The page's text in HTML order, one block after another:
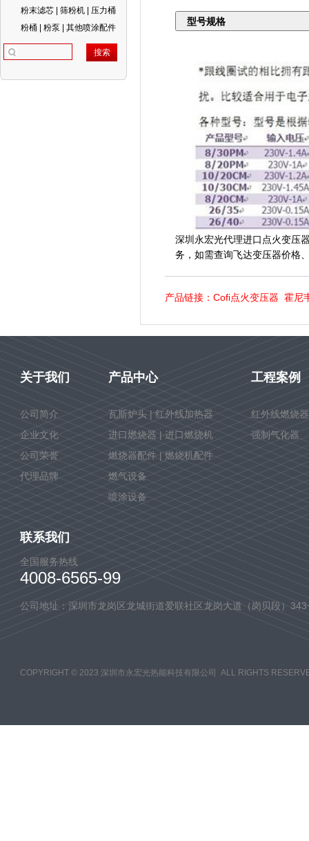
粉末滤芯 | 筛粉机 | 压力桶
粉桶 | 粉泵 | 其他喷涂配件
型号规格
深圳永宏光代理进口 点火变压
务，如需查询飞达变压器价格
产品链接： Cofi点火变压器 霍尼
关于我们
公司简介
企业文化
公司荣誉
代理品牌
产品中心
瓦斯炉头 | 红外线加热器
进口燃烧器 | 进口燃烧机
燃烧器配件 | 燃烧机配件
燃气设备
喷涂设备
工程案例
红外线燃烧器
强制气化器
联系我们
全国服务热线
4008-6565-99
公司地址：深圳市龙岗区龙城街道爱联社区龙岗大道（岗贝段）343
COPYRIGHT © 2023 深圳市永宏光热能科技有限公司 ALL RIGHTS